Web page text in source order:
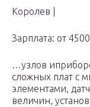
Королев |
Зарплата: от
…узлов
сложных плат с
элементами,
величин,